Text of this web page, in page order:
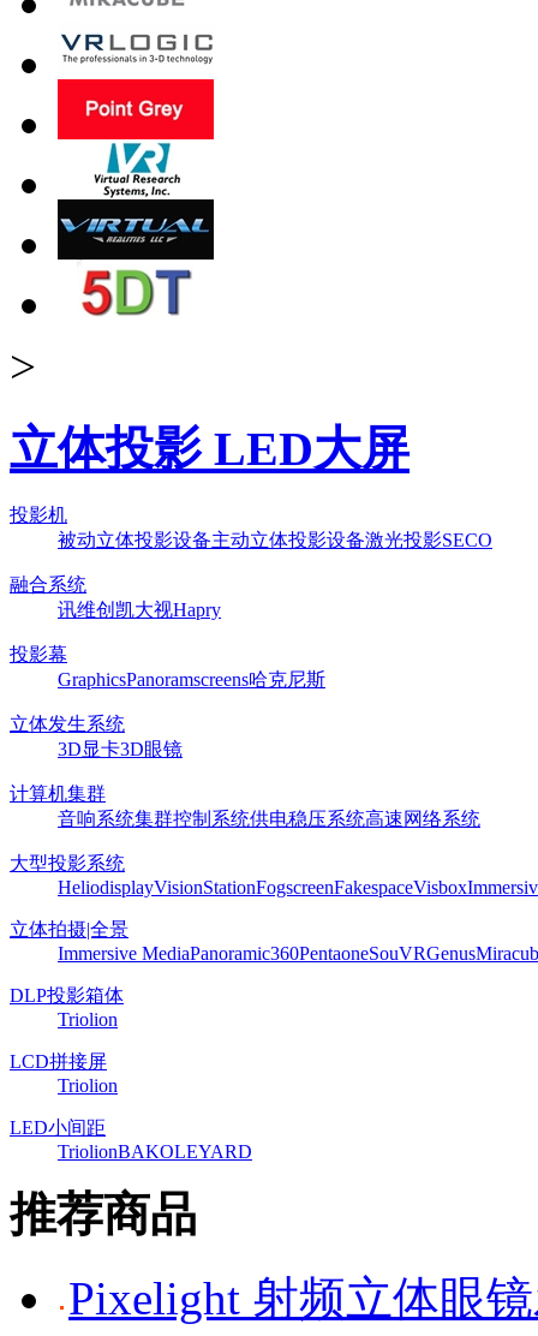
>
立体投影 LED大屏
投影机
被动立体投影设备主动立体投影设备激光投影SECO
融合系统
讯维创凯大视Hapry
投影幕
GraphicsPanoramscreens哈克尼斯
立体发生系统
3D显卡3D眼镜
计算机集群
音响系统集群控制系统供电稳压系统高速网络系统
大型投影系统
HeliodisplayVisionStationFogscreenFakespaceVisbox
立体拍摄|全景
Immersive MediaPanoramic360PentaoneSouVRGenus
DLP投影箱体
Triolion
LCD拼接屏
Triolion
LED小间距
TriolionBAKOLEYARD
推荐商品
Pixelight 射频立体眼